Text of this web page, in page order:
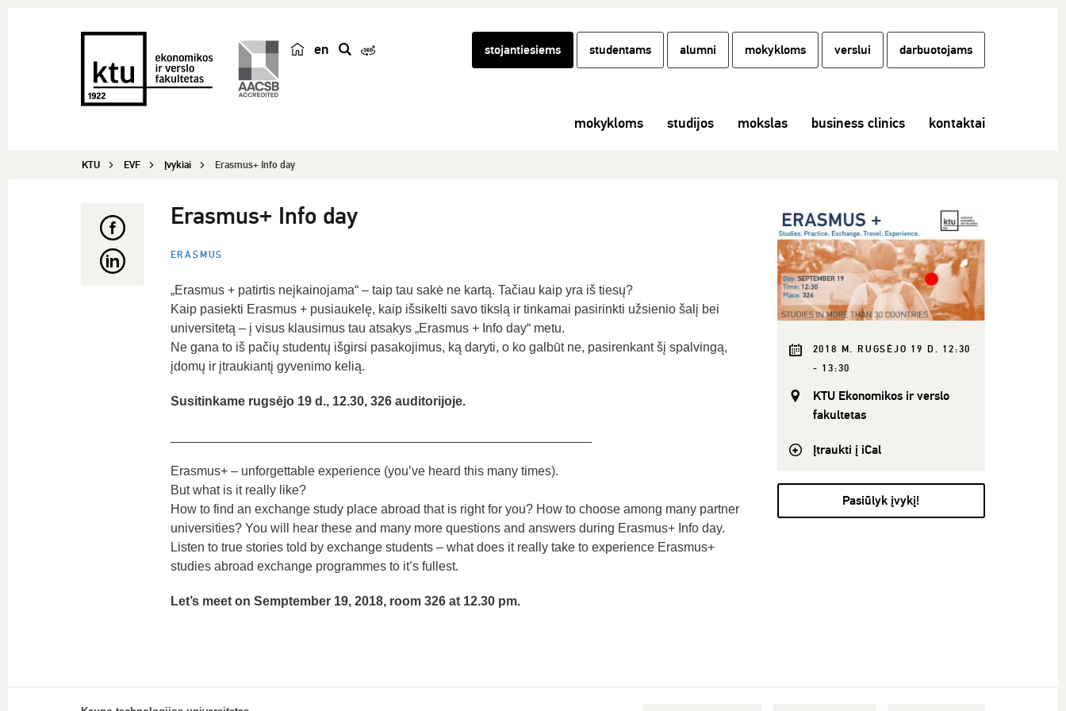
en stojantiesiems studentams alumni mokykloms verslui darbuotojams
mokykloms studijos mokslas business clinics kontaktai
KTU EVF Įvykiai Erasmus+ Info day
Erasmus+ Info day
ERASMUS
„Erasmus + patirtis neįkainojama“ – taip tau sakė ne kartą. Tačiau kaip yra iš tiesų?
Kaip pasiekti Erasmus + pusiaukelę, kaip išsikelti savo tikslą ir tinkamai pasirinkti užsienio šalį bei
universitetą – į visus klausimus tau atsakys „Erasmus + Info day“ metu.
Ne gana to iš pačių studentų išgirsi pasakojimus, ką daryti, o ko galbūt ne, pasirenkant šį spalvingą,
įdomų ir įtraukiantį gyvenimo kelią.
Susitinkame rugsėjo 19 d., 12.30, 326 auditorijoje.
Erasmus+ – unforgettable experience (you’ve heard this many times).
But what is it really like?
How to find an exchange study place abroad that is right for you? How to choose among many partner
universities? You will hear these and many more questions and answers during Erasmus+ Info day.
Listen to true stories told by exchange students – what does it really take to experience Erasmus+
studies abroad exchange programmes to it’s fullest.
Let’s meet on Semptember 19, 2018, room 326 at 12.30 pm.
2018 M. RUGSĖJO 19 D. 12:30
- 13:30
KTU Ekonomikos ir verslo
fakultetas
Įtraukti į iCal
Pasiūlyk įvykį!